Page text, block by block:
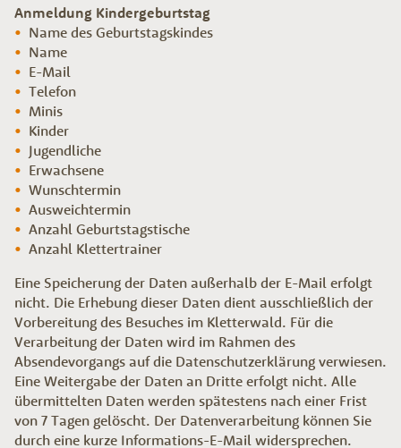
Anmeldung Kindergeburtstag
Name des Geburtstagskindes
Name
E-Mail
Telefon
Minis
Kinder
Jugendliche
Erwachsene
Wunschtermin
Ausweichtermin
Anzahl Geburtstagstische
Anzahl Klettertrainer
Eine Speicherung der Daten außerhalb der E-Mail erfolgt
nicht. Die Erhebung dieser Daten dient ausschließlich der
Vorbereitung des Besuches im Kletterwald. Für die
Verarbeitung der Daten wird im Rahmen des
Absendevorgangs auf die Datenschutzerklärung verwiesen.
Eine Weitergabe der Daten an Dritte erfolgt nicht. Alle
übermittelten Daten werden spätestens nach einer Frist
von 7 Tagen gelöscht. Der Datenverarbeitung können Sie
durch eine kurze Informations-E-Mail widersprechen.